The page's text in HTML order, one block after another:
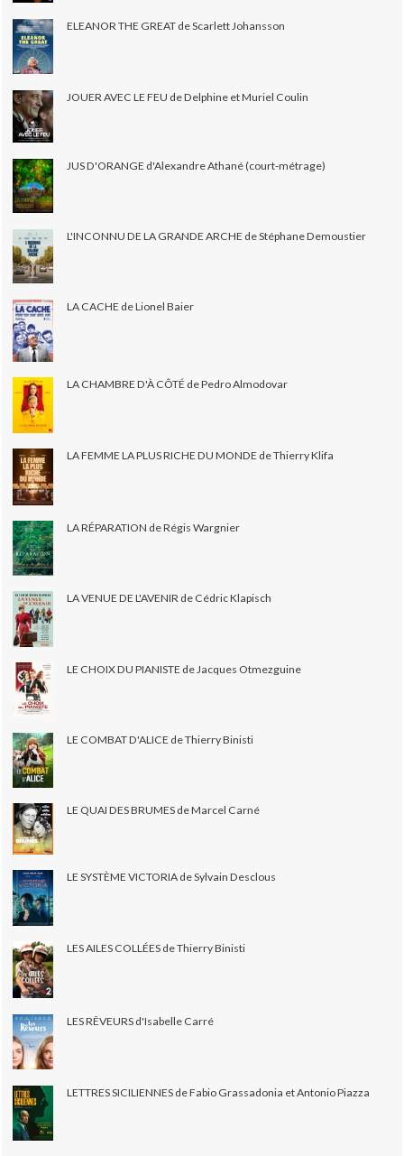
ELEANOR THE GREAT de Scarlett Johansson
JOUER AVEC LE FEU de Delphine et Muriel Coulin
JUS D'ORANGE d'Alexandre Athané (court-métrage)
L'INCONNU DE LA GRANDE ARCHE de Stéphane Demoustier
LA CACHE de Lionel Baier
LA CHAMBRE D'À CÔTÉ de Pedro Almodovar
LA FEMME LA PLUS RICHE DU MONDE de Thierry Klifa
LA RÉPARATION de Régis Wargnier
LA VENUE DE L'AVENIR de Cédric Klapisch
LE CHOIX DU PIANISTE de Jacques Otmezguine
LE COMBAT D'ALICE de Thierry Binisti
LE QUAI DES BRUMES de Marcel Carné
LE SYSTÈME VICTORIA de Sylvain Desclous
LES AILES COLLÉES de Thierry Binisti
LES RÊVEURS d'Isabelle Carré
LETTRES SICILIENNES de Fabio Grassadonia et Antonio Piazza